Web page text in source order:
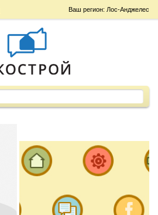
Ваш регион: Лос-Анджелес